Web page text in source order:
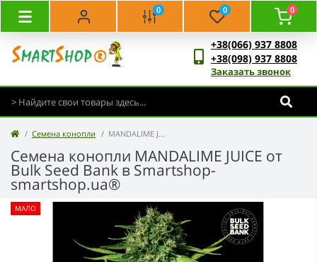
0 0 0
+38(066) 937 8808
+38(098) 937 8808
Заказать звонок
Семена конопли MANDALIME JUICE - Bulk Seed Bank
Семена конопли MANDALIME JUICE от
Bulk Seed Bank в Smartshop-
smartshop.ua®
МАЛО